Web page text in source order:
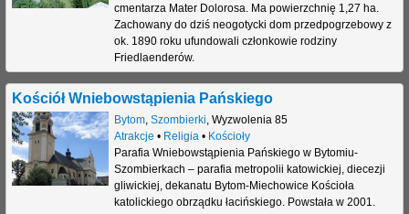
cmentarza Mater Dolorosa. Ma powierzchnię 1,27 ha.
Zachowany do dziś neogotycki dom przedpogrzebowy z
ok. 1890 roku ufundowali członkowie rodziny
Friedlaenderów.
Kościół Wniebowstąpienia Pańskiego
Bytom, Szombierki, Wyzwolenia 85
Atrakcje • Religia• Kościoły
Parafia Wniebowstąpienia Pańskiego w Bytomiu-
Szombierkach – parafia metropolii katowickiej, diecezji
gliwickiej, dekanatu Bytom-Miechowice Kościoła
katolickiego obrządku łacińskiego. Powstała w 2001.